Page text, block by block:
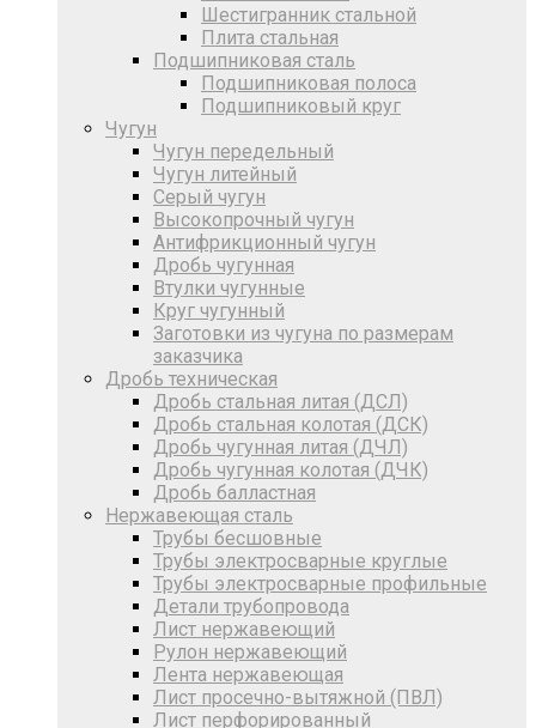
Шестигранник стальной
Плита стальная
Подшипниковая сталь
Подшипниковая полоса
Подшипниковый круг
Чугун
Чугун передельный
Чугун литейный
Серый чугун
Высокопрочный чугун
Антифрикционный чугун
Дробь чугунная
Втулки чугунные
Круг чугунный
Заготовки из чугуна по размерам
заказчика
Дробь техническая
Дробь стальная литая (ДСЛ)
Дробь стальная колотая (ДСК)
Дробь чугунная литая (ДЧЛ)
Дробь чугунная колотая (ДЧК)
Дробь балластная
Нержавеющая сталь
Трубы бесшовные
Трубы электросварные круглые
Трубы электросварные профильные
Детали трубопровода
Лист нержавеющий
Рулон нержавеющий
Лента нержавеющая
Лист просечно-вытяжной (ПВЛ)
Лист перфорированный